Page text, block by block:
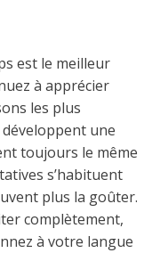
est le meilleur
à apprécier
les plus
une
toujours le même
s’habituent
plus la goûter.
complètement,
à votre langue